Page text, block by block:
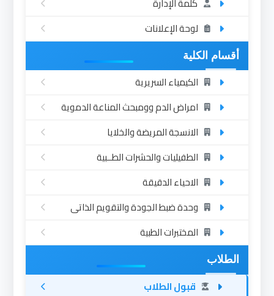
لوحة الإعلانات
أقسام الكلية
الكيمياء السريرية
امراض الدم وومبحث المناعة الدموية
الانسجة المريضة والخلايا
الطفيليات والحشرات الطــبية
الاحياء الدقيقة
وحدة ضبط الجودة والتقويم الذاتى
المختبرات الطبية
الطلاب
قبول الطلاب